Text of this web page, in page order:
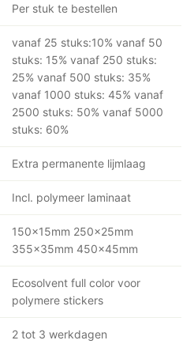
Per stuk te bestellen
vanaf 25 stuks:10% vanaf 50
stuks: 15% vanaf 250 stuks:
25% vanaf 500 stuks: 35%
vanaf 1000 stuks: 45% vanaf
2500 stuks: 50% vanaf 5000
stuks: 60%
Extra permanente lijmlaag
Incl. polymeer laminaat
150x15mm 250x25mm
355x35mm 450x45mm
Ecosolvent full color voor
polymere stickers
2 tot 3 werkdagen